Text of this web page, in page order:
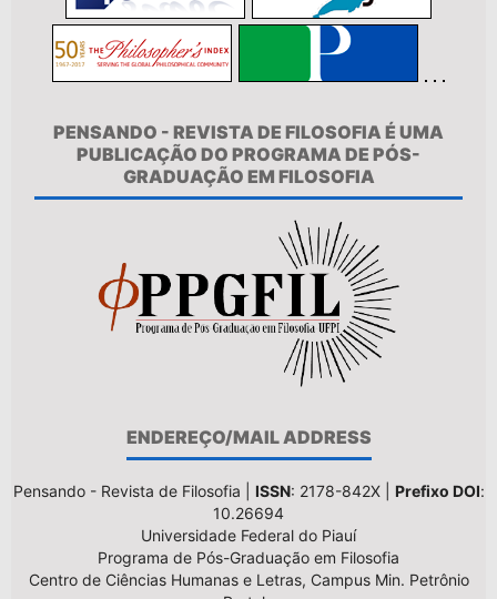
PENSANDO - REVISTA DE FILOSOFIA É UMA
PUBLICAÇÃO DO PROGRAMA DE PÓS-
GRADUAÇÃO EM FILOSOFIA
ENDEREÇO/MAIL ADDRESS
Pensando - Revista de Filosofia | ISSN: 2178-842X | Prefixo DOI:
10.26694
Universidade Federal do Piauí
Programa de Pós-Graduação em Filosofia
Centro de Ciências Humanas e Letras, Campus Min. Petrônio